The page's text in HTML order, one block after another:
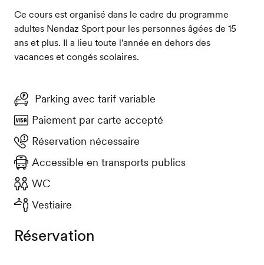
Ce cours est organisé dans le cadre du programme
adultes Nendaz Sport pour les personnes âgées de 15
ans et plus. Il a lieu toute l'année en dehors des
vacances et congés scolaires.
Parking avec tarif variable
Paiement par carte accepté
Réservation nécessaire
Accessible en transports publics
WC
Vestiaire
Réservation